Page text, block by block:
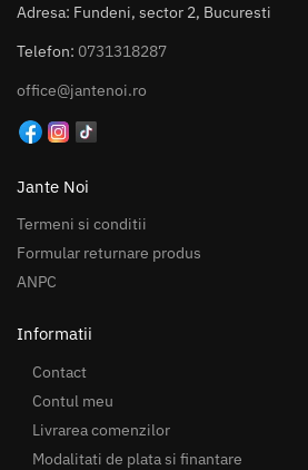
Adresa: Fundeni, sector 2, Bucuresti
Telefon: 0731318287
office@jantenoi.ro
Jante Noi
Termeni si conditii
Formular returnare produs
ANPC
Informatii
Contact
Contul meu
Livrarea comenzilor
Modalitati de plata si finantare